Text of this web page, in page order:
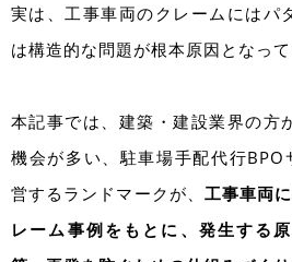
実は、工事車両のクレームにはパ
は構造的な問題が根本原因となって
本記事では、建築・建設業界の方
機会が多い、駐車場手配代行BPO
営するランドマークが、 工事車両
レーム事例をもとに、発生する